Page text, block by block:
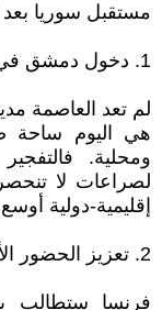
مستقبل سوريا بعد
1. دخول دمشق في زمن تعدد اللاعبين
لم تعد العاصمة
هي اليوم ساحة
ومحلية.
لصراعات لا
إقليمية-دولية
2. تعزيز الحضور الأمني الغربي
فرنسا ستطالب